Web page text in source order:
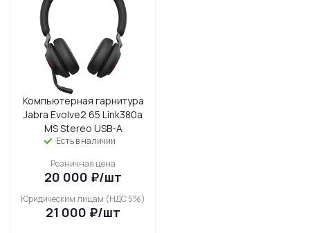
Компьютерная гарнитура
Jabra Evolve2 65 Link380a
MS Stereo USB-A
Есть в наличии
Розничная цена
20 000 ₽/шт
Юридическим лицам (НДС 5%)
21 000 ₽/шт